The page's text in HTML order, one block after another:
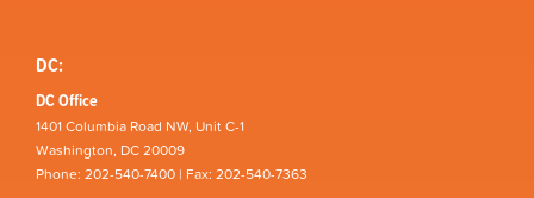
DC:
DC Office
1401 Columbia Road NW, Unit C-1
Washington, DC 20009
Phone: 202-540-7400 | Fax: 202-540-7363